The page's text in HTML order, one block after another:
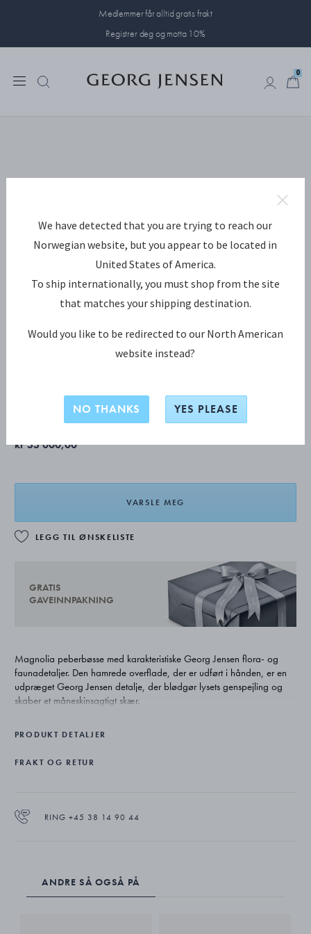
Medlemmer får alltid gratis frakt
Registrer deg og motta 10%
0
BLOSSOM peberbøsse 2A
kr 33 000,00
VARSLE MEG
LEGG TIL ØNSKELISTE
GRATIS
GAVEINNPAKNING
Magnolia peberbøsse med karakteristiske Georg Jensen flora- og
faunadetaljer. Den hamrede overflade, der er udført i hånden, er en
udpræget Georg Jensen detalje, der blødgør lysets genspejling og
skaber et måneskinsagtigt skær.
PRODUKT DETALJER
FRAKT OG RETUR
RING +45 38 14 90 44
ANDRE SÅ OGSÅ PÅ
We have detected that you are trying to reach our
Norwegian website, but you appear to be located in
United States of America.
To ship internationally, you must shop from the site
that matches your shipping destination.
Would you like to be redirected to our North American
website instead?
NO THANKS YES PLEASE